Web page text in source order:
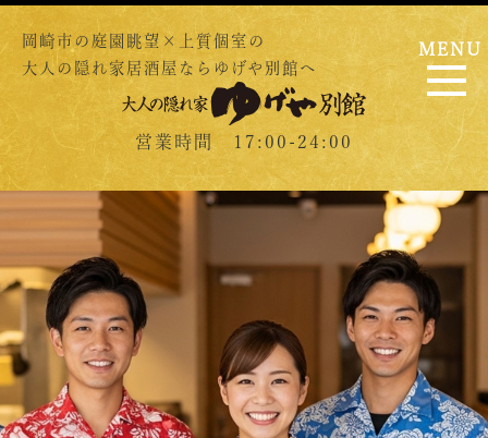
岡崎市の庭園眺望×上質個室の
大人の隠れ家居酒屋ならゆげや別館へ
営業時間 17:00-24:00
MENU